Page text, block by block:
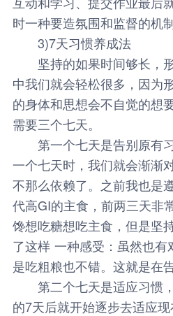
时一种要造氛围和监督的机制
3)7天习惯养成法
坚持的如果时间够长，
中我们就会轻松很多，因为
的身体和思想会不自觉的想
需要三个七天。
第一个七天是告别原有
一个七天时，我们就会渐渐
不那么依赖了。之前我也是
代高GI的主食，前两三天非
馋想吃糖想吃主食，但是坚
了这样 一种感受：虽然也有
是吃粗粮也不错。这就是在
第二个七天是适应习惯
的7天后就开始逐步去适应现